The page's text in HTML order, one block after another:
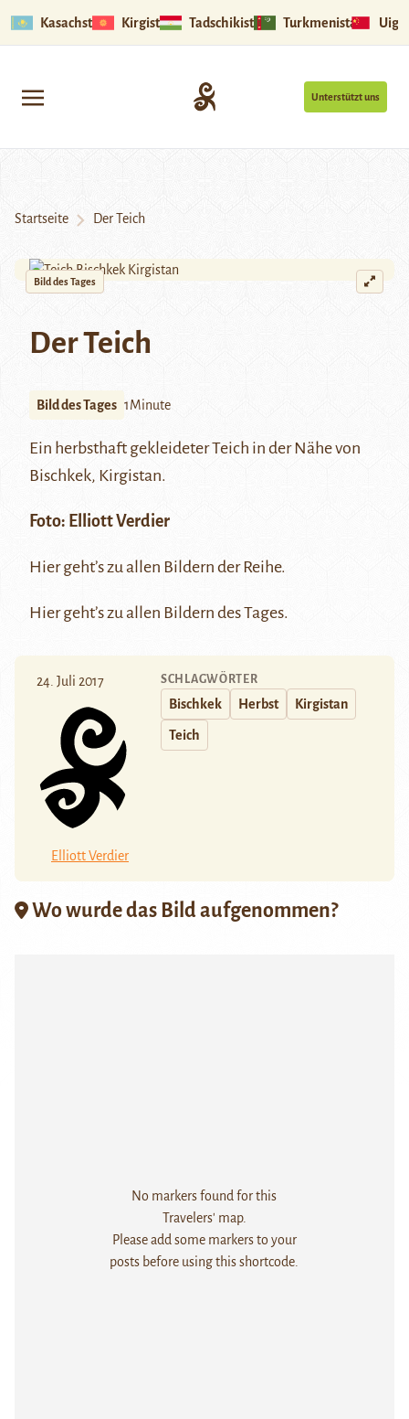
Kasachstan Kirgistan Tadschikistan Turkmenistan
Unterstützt uns
Startseite Der Teich
Bild des Tages
Der Teich
Bild des Tages 1Minute
Ein herbsthaft gekleideter Teich in der Nähe von
Bischkek, Kirgistan.
Foto: Elliott Verdier
Hiergeht’s zu allen Bildern der Reihe.
Hiergeht’s zu allen Bildern des Tages.
24. Juli 2017
Elliott Verdier
SCHLAGWÖRTER
Bischkek Herbst Kirgistan
Teich
Wo wurde das Bild aufgenommen?
No markers found for this
Travelers' map.
Please add some markers to your
posts before using this shortcode.